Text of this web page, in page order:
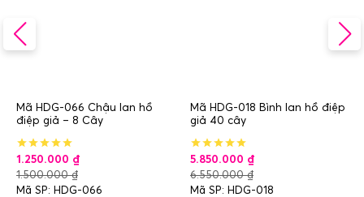
Mã HDG-066 Chậu lan hồ
điệp giả – 8 Cây
1.250.000 ₫
1.500.000₫
Mã SP: HDG-066
Mã HDG-018 Bình lan hồ điệp
giả 40 cây
5.850.000 ₫
6.550.000₫
Mã SP: HDG-018